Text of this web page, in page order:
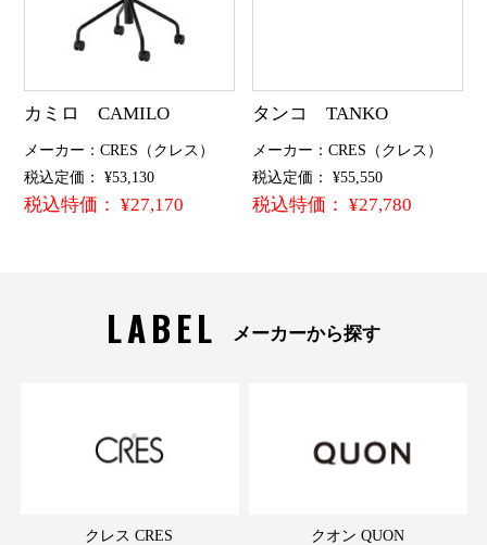
カミロ CAMILO
メーカー：CRES（クレス）
税込定価： ¥53,130
税込特価： ¥27,170
タンコ TANKO
メーカー：CRES（クレス）
税込定価： ¥55,550
税込特価： ¥27,780
LABEL メーカーから探す
クレス CRES クオン QUON